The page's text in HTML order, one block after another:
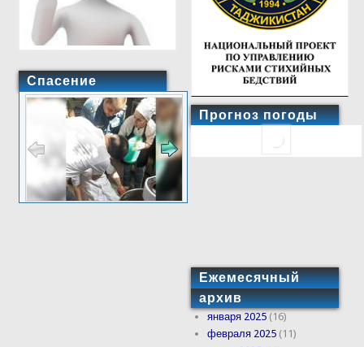
Спасение
Прогноз погоды
Ежемесячный
архив
января 2025 (16)
февраля 2025 (11)